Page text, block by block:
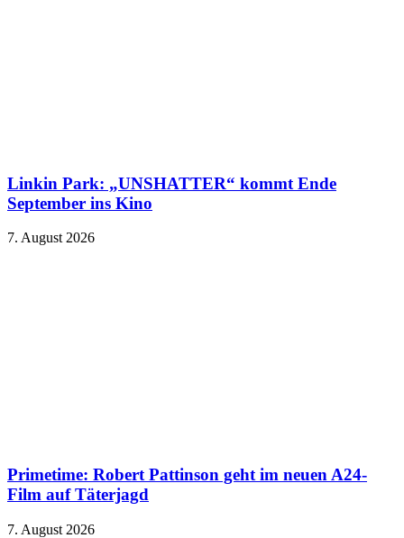
Linkin Park: „UNSHATTER“ kommt Ende
September ins Kino
7. August 2026
Primetime: Robert Pattinson geht im neuen A24-
Film auf Täterjagd
7. August 2026